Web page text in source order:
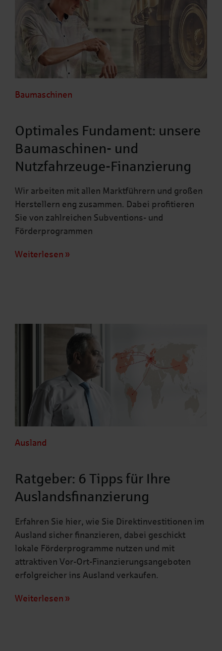
Baumaschinen
Optimales Fundament: unsere
Baumaschinen- und
Nutzfahrzeuge-Finanzierung
Wir arbeiten mit allen Marktführern und großen
Herstellern eng zusammen. Dabei profitieren
Sie von zahlreichen Subventions- und
Förderprogrammen
Weiterlesen
Ausland
Ratgeber: 6 Tipps für Ihre
Auslandsfinanzierung
Erfahren Sie hier, wie Sie Direktinvestitionen im
Ausland sicher finanzieren, dabei geschickt
lokale Förderprogramme nutzen und mit
attraktiven Vor-Ort-Finanzierungsangeboten
erfolgreicher ins Ausland verkaufen.
Weiterlesen